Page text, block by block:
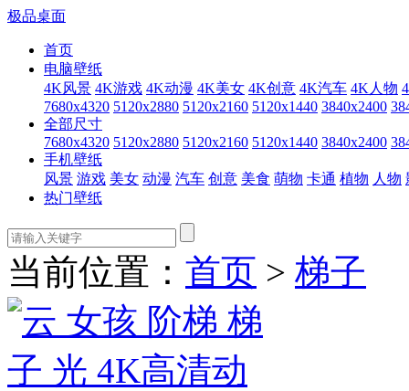
极品桌面
首页
电脑壁纸
4K风景 4K游戏 4K动漫 4K美女 4K创意 4K汽车 4K人物
7680x4320 5120x2880 5120x2160 5120x1440 3840x2400
全部尺寸
7680x4320 5120x2880 5120x2160 5120x1440 3840x2400
手机壁纸
风景 游戏 美女 动漫 汽车 创意 美食 萌物 卡通 植物 人物
热门壁纸
当前位置： 首页 > 梯子